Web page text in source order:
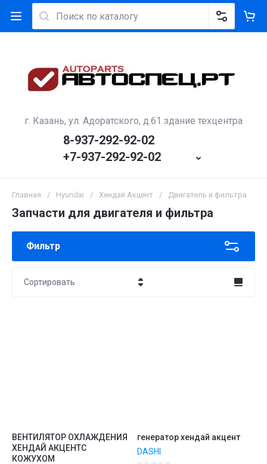
г. Казань, ул. Адоратского, д.61 здание техцентра
8-937-292-92-02
+7-937-292-92-02
Главная / Hyundai / Хендай Акцент / Двигатель и фильтра
Запчасти для двигателя и фильтра
Фильтр
Сортировать
ВЕНТИЛЯТОР ОХЛАЖДЕНИЯ
ХЕНДАЙ АКЦЕНТС
КОЖУХОМ
генератор хендай акцент
DASHI